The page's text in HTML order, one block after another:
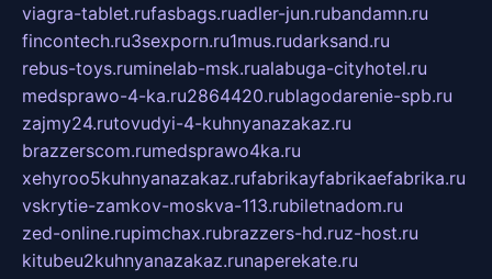
viagra-tablet.rufasbags.ruadler-jun.rubandamn.ru
fincontech.ru3sexporn.ru1mus.rudarksand.ru
rebus-toys.ruminelab-msk.rualabuga-cityhotel.ru
medsprawo-4-ka.ru2864420.rublagodarenie-spb.ru
zajmy24.rutovudyi-4-kuhnyanazakaz.ru
brazzerscom.rumedsprawo4ka.ru
xehyroo5kuhnyanazakaz.rufabrikayfabrikaefabrika.ru
vskrytie-zamkov-moskva-113.rubiletnadom.ru
zed-online.rupimchax.rubrazzers-hd.ruz-host.ru
kitubeu2kuhnyanazakaz.runaperekate.ru